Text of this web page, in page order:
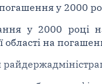
у 2000
у 2000 році
області на